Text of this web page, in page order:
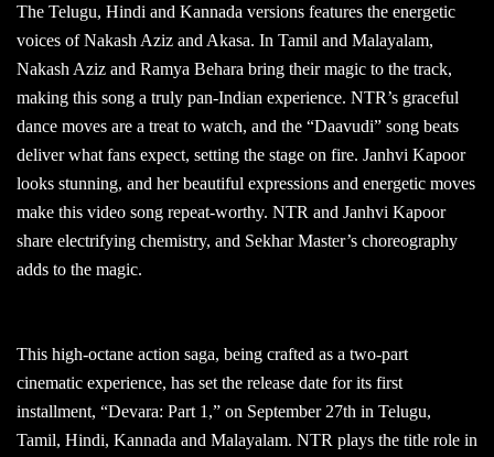
The Telugu, Hindi and Kannada versions features the energetic
voices of Nakash Aziz and Akasa. In Tamil and Malayalam,
Nakash Aziz and Ramya Behara bring their magic to the track,
making this song a truly pan-Indian experience. NTR’s graceful
dance moves are a treat to watch, and the “Daavudi” song beats
deliver what fans expect, setting the stage on fire. Janhvi Kapoor
looks stunning, and her beautiful expressions and energetic moves
make this video song repeat-worthy. NTR and Janhvi Kapoor
share electrifying chemistry, and Sekhar Master’s choreography
adds to the magic.
This high-octane action saga, being crafted as a two-part
cinematic experience, has set the release date for its first
installment, “Devara: Part 1,” on September 27th in Telugu,
Tamil, Hindi, Kannada and Malayalam. NTR plays the title role in